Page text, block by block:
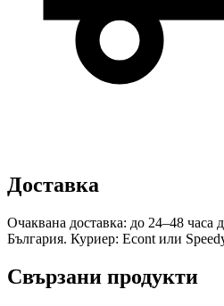
Доставка
Очаквана доставка: до 24–48 часа
България. Куриер: Econt или
Свързани продукти